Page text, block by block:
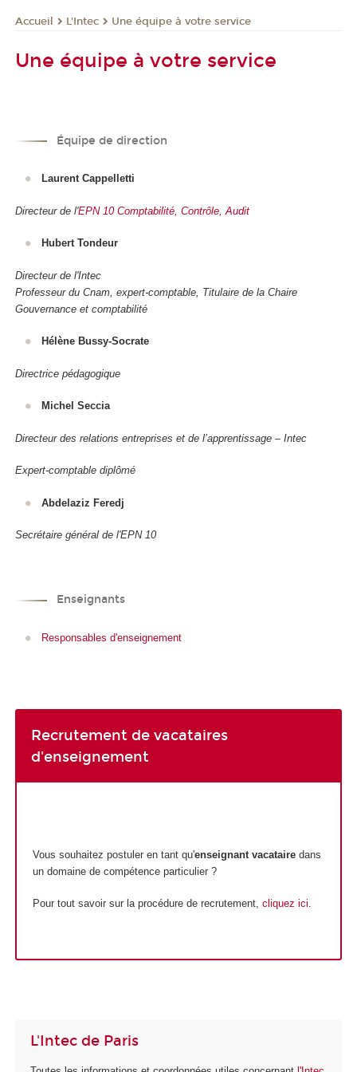
Accueil L'Intec Une équipe à votre service
Une équipe à votre service
Équipe de direction
Laurent Cappelletti
Directeur de l'EPN 10 Comptabilité, Contrôle, Audit
Hubert Tondeur
Directeur de l'Intec
Professeur du Cnam, expert-comptable, Titulaire de la Chaire
Gouvernance et comptabilité
Hélène Bussy-Socrate
Directrice pédagogique
Michel Seccia
Directeur des relations entreprises et de l’apprentissage – Intec
Expert-comptable diplômé
Abdelaziz Feredj
Secrétaire général de l'EPN 10
Enseignants
Responsables d'enseignement
Recrutement de vacataires
d'enseignement
Vous souhaitez postuler en tant qu'enseignant vacatairedans
un domaine de compétence particulier ?
Pour tout savoir sur la procédure de recrutement, cliquez ici.
L'Intec de Paris